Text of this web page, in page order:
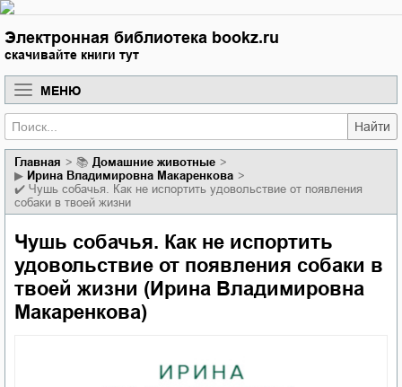
Электронная библиотека bookz.ru
скачивайте книги тут
МЕНЮ
Найти
Главная 📚
домашние животные
▶ Ирина Владимировна Макаренкова
✔️ Чушь собачья. Как не испортить удовольствие от появления
собаки в твоей жизни
Чушь собачья. Как не испортить
удовольствие от появления собаки в
твоей жизни (Ирина Владимировна
Макаренкова)